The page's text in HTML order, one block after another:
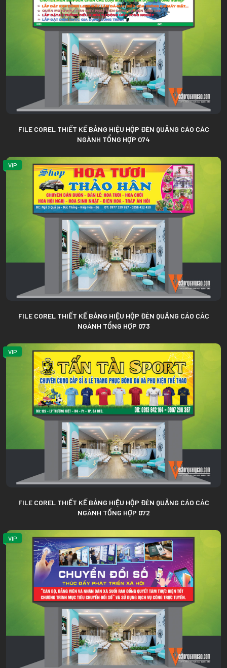
FILE COREL THIẾT KẾ BẢNG HIỆU HỘP ĐÈN QUẢNG CÁO CÁC
NGÀNH TỔNG HỢP 074
VIP
FILE COREL THIẾT KẾ BẢNG HIỆU HỘP ĐÈN QUẢNG CÁO CÁC
NGÀNH TỔNG HỢP 073
VIP
FILE COREL THIẾT KẾ BẢNG HIỆU HỘP ĐÈN QUẢNG CÁO CÁC
NGÀNH TỔNG HỢP 072
VIP